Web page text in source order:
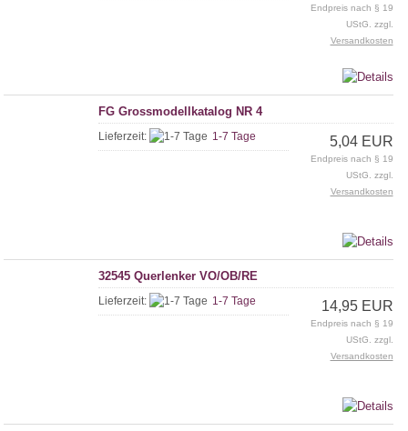
Endpreis nach § 19
UStG. zzgl.
Versandkosten
FG Grossmodellkatalog NR 4
Lieferzeit: 1-7 Tage 5,04 EUR
Endpreis nach § 19
UStG. zzgl.
Versandkosten
32545 Querlenker VO/OB/RE
Lieferzeit: 1-7 Tage 14,95 EUR
Endpreis nach § 19
UStG. zzgl.
Versandkosten